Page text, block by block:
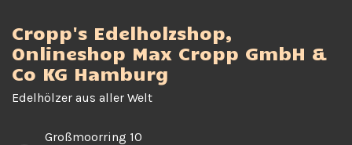
Cropp's Edelholzshop,
Onlineshop Max Cropp GmbH &
Co KG Hamburg
Edelhölzer aus aller Welt
Großmoorring 10